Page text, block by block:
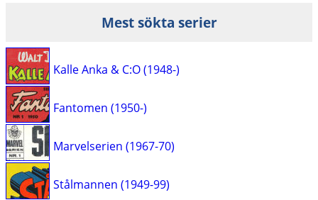
Mest sökta serier
Kalle Anka & C:O (1948-)
Fantomen (1950-)
Marvelserien (1967-70)
Stålmannen (1949-99)